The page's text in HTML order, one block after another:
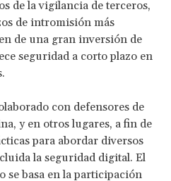
de la vigilancia de terceros,
de intromisión más
de una gran inversión de
seguridad a corto plazo en
con defensores de
y en otros lugares, a fin de
para abordar diversos
la seguridad digital. El
se basa en la participación